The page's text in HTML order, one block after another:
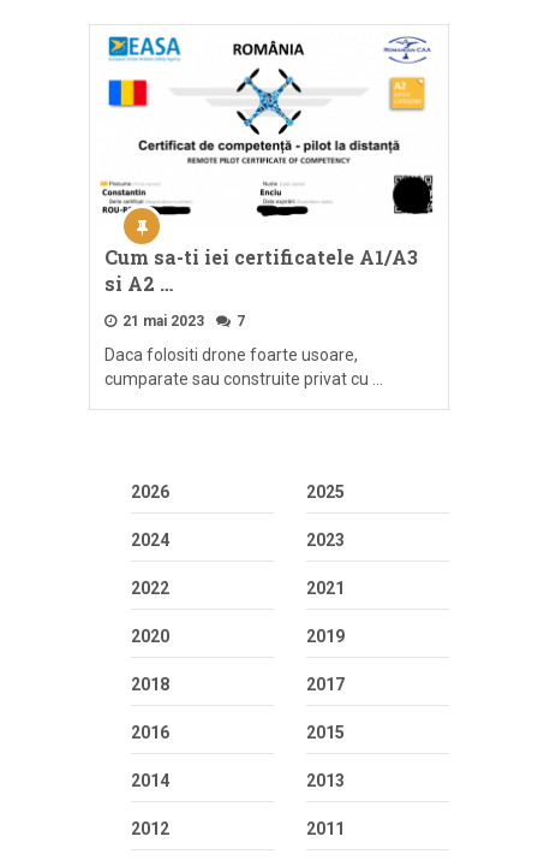
Cum sa-ti iei certificatele A1/A3
si A2 …
21 mai 2023 7
Daca folositi drone foarte usoare,
cumparate sau construite privat cu …
2026 2025
2024 2023
2022 2021
2020 2019
2018 2017
2016 2015
2014 2013
2012 2011